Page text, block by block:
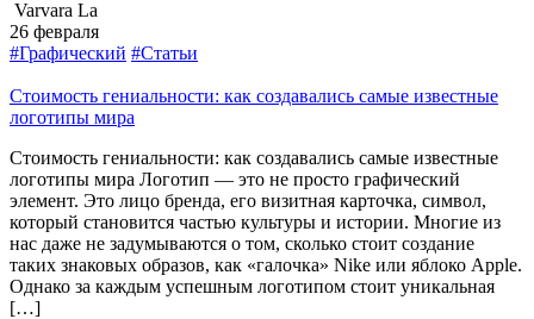
Varvara La
26 февраля
#Графический #Статьи
Стоимость гениальности: как создавались самые известные
логотипы мира
Стоимость гениальности: как создавались самые известные
логотипы мира Логотип — это не просто графический
элемент. Это лицо бренда, его визитная карточка, символ,
который становится частью культуры и истории. Многие из
нас даже не задумываются о том, сколько стоит создание
таких знаковых образов, как «галочка» Nike или яблоко Apple.
Однако за каждым успешным логотипом стоит уникальная
[…]